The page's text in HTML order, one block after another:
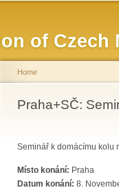
of Czech
You are here
Home
Praha+SČ:
Seminář k domácímu kolu
Místo konání: Praha
Datum konání: 8.